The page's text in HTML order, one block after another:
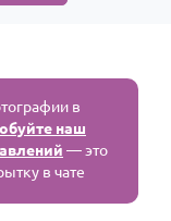
в
наш
— это
в чате